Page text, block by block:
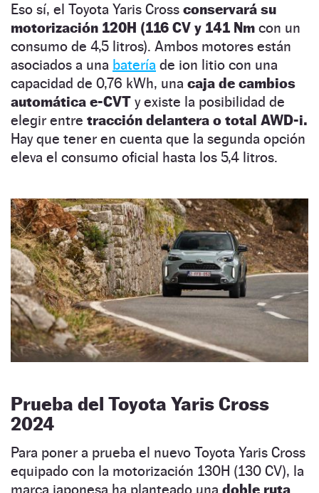
Eso sí, el Toyota Yaris Cross conservará su
motorización 120H (116 CV y 141 Nm con un
consumo de 4,5 litros). Ambos motores están
asociados a una batería de ion litio con una
capacidad de 0,76 kWh, una caja de cambios
automática e-CVT y existe la posibilidad de
elegir entre tracción delantera o total AWD-i.
Hay que tener en cuenta que la segunda opción
eleva el consumo oficial hasta los 5,4 litros.
Prueba del Toyota Yaris Cross
2024
Para poner a prueba el nuevo Toyota Yaris Cross
equipado con la motorización 130H (130 CV), la